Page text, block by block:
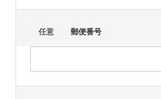
任意 郵便番号